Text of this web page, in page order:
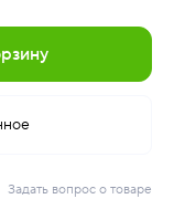
Задать вопрос о товаре